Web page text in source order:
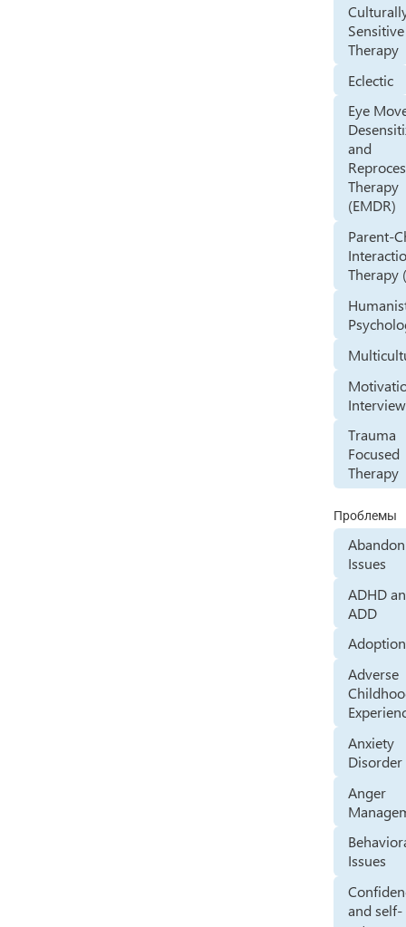
Sensitive
Therapy
Eclectic
Eye
and
Therapy
(EMDR)
Parent-
Therapy
Trauma
Focused
Therapy
Проблемы
Issues
ADHD
ADD
Adoption
Adverse
Anxiety
Disorder
Anger
Issues
and self-